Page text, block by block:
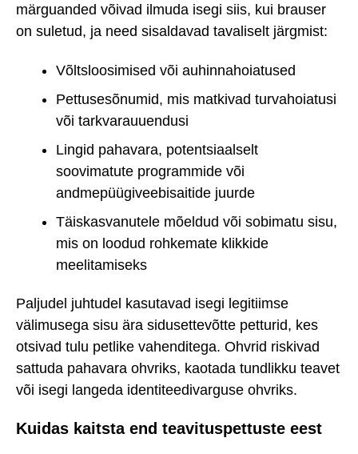
märguanded võivad ilmuda isegi siis, kui brauser
on suletud, ja need sisaldavad tavaliselt järgmist:
Võltsloosimised või auhinnahoiatused
Pettusesõnumid, mis matkivad turvahoiatusi
või tarkvarauuendusi
Lingid pahavara, potentsiaalselt
soovimatute programmide või
andmepüügiveebisaitide juurde
Täiskasvanutele mõeldud või sobimatu sisu,
mis on loodud rohkemate klikkide
meelitamiseks
Paljudel juhtudel kasutavad isegi legitiimse
välimusega sisu ära sidusettevõtte petturid, kes
otsivad tulu petlike vahenditega. Ohvrid riskivad
sattuda pahavara ohvriks, kaotada tundlikku teavet
või isegi langeda identiteedivarguse ohvriks.
Kuidas kaitsta end teavituspettuste eest